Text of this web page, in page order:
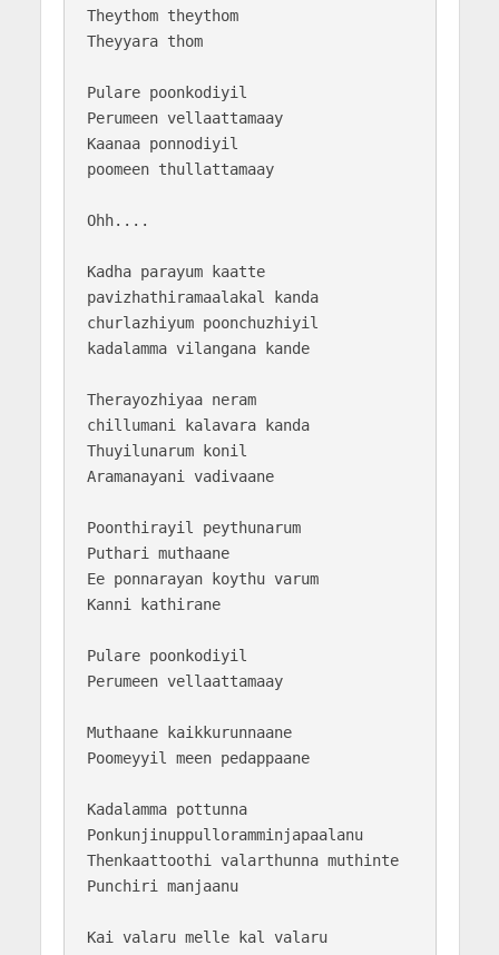
Theythom theythom
Theyyara thom
Pulare poonkodiyil
Perumeen vellaattamaay
Kaanaa ponnodiyil
poomeen thullattamaay
Ohh....
Kadha parayum kaatte
pavizhathiramaalakal kanda
churlazhiyum poonchuzhiyil
kadalamma vilangana kande
Therayozhiyaa neram
chillumani kalavara kanda
Thuyilunarum konil
Aramanayani vadivaane
Poonthirayil peythunarum
Puthari muthaane
Ee ponnarayan koythu varum
Kanni kathirane
Pulare poonkodiyil
Perumeen vellaattamaay
Muthaane kaikkurunnaane
Poomeyyil meen pedappaane
Kadalamma pottunna
Ponkunjinuppulloramminjapaalanu
Thenkaattoothi valarthunna muthinte
Punchiri manjaanu
Kai valaru melle kal valaru